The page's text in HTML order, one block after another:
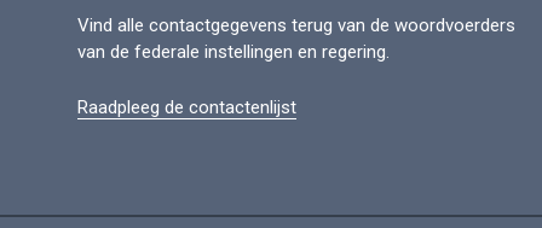
Vind alle contactgegevens terug van de woordvoerders
van de federale instellingen en regering.
Raadpleeg de contactenlijst